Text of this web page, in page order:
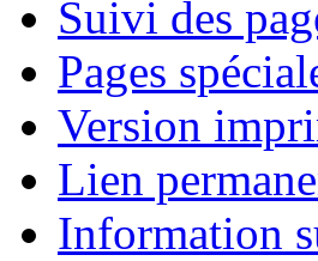
Suivi des
Pages
Version
Lien
Information